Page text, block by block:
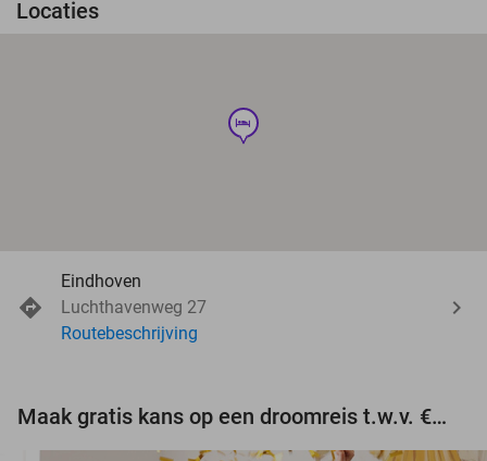
Locaties
hotel
Eindhoven
Luchthavenweg 27
Routebeschrijving
Maak gratis kans op een droomreis t.w.v. €3.000!